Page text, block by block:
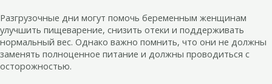
Разгрузочные дни могут помочь беременным женщинам
улучшить пищеварение, снизить отеки и поддерживать
нормальный вес. Однако важно помнить, что они не должны
заменять полноценное питание и должны проводиться с
осторожностью.